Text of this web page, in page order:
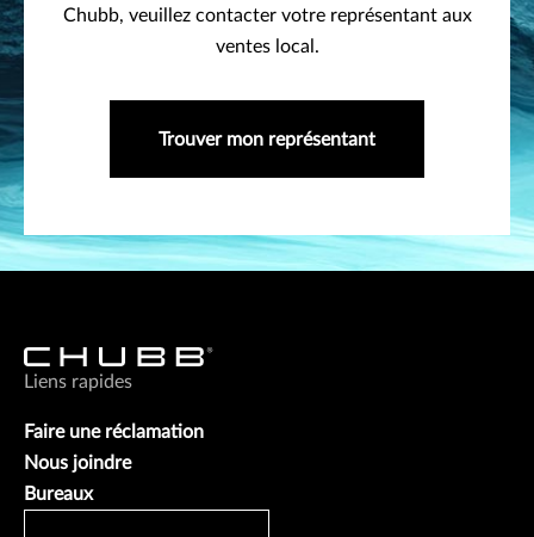
Chubb, veuillez contacter votre représentant aux
ventes local.
Trouver mon représentant
Liens rapides
Faire une réclamation
Nous joindre
Bureaux